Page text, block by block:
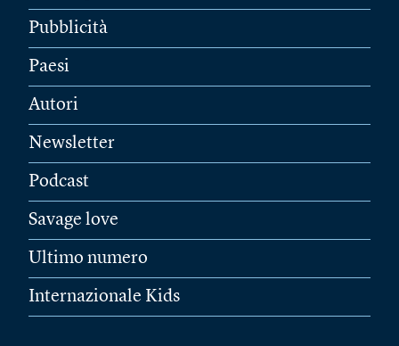
Pubblicità
Paesi
Autori
Newsletter
Podcast
Savage love
Ultimo numero
Internazionale Kids